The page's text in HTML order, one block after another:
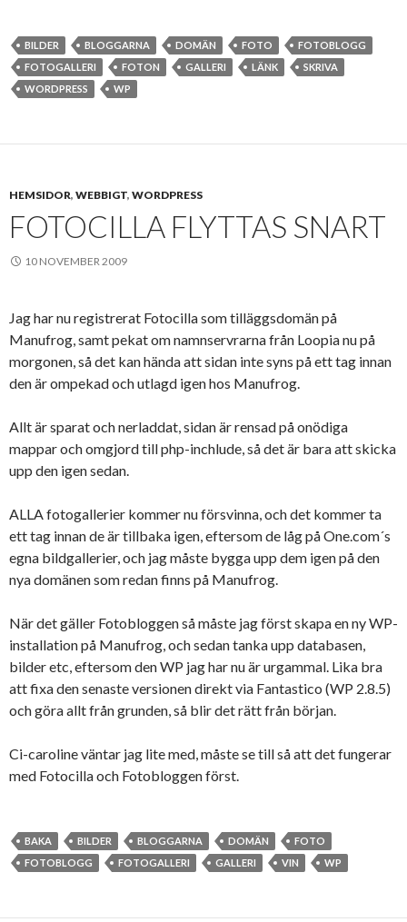
BILDER BLOGGARNA DOMÄN FOTO
FOTOBLOGG
FOTOGALLERI
FOTON GALLERI LÄNK
SKRIVA
WORDPRESS
WP
HEMSIDOR, WEBBIGT, WORDPRESS
FOTOCILLA FLYTTAS SNART
10 NOVEMBER 2009
Jag har nu registrerat Fotocilla som tilläggsdomän på
Manufrog, samt pekat om namnservrarna från Loopia nu på
morgonen, så det kan hända att sidan inte syns på ett tag innan
den är ompekad och utlagd igen hos Manufrog.
Allt är sparat och nerladdat, sidan är rensad på onödiga
mappar och omgjord till php-inchlude, så det är bara att skicka
upp den igen sedan.
ALLA fotogallerier kommer nu försvinna, och det kommer ta
ett tag innan de är tillbaka igen, eftersom de låg på One.com´s
egna bildgallerier, och jag måste bygga upp dem igen på den
nya domänen som redan finns på Manufrog.
När det gäller Fotobloggen så måste jag först skapa en ny WP-
installation på Manufrog, och sedan tanka upp databasen,
bilder etc, eftersom den WP jag har nu är urgammal. Lika bra
att fixa den senaste versionen direkt via Fantastico (WP 2.8.5)
och göra allt från grunden, så blir det rätt från början.
Ci-caroline väntar jag lite med, måste se till så att det fungerar
med Fotocilla och Fotobloggen först.
BAKA BILDER BLOGGARNA DOMÄN
FOTO
FOTOBLOGG
FOTOGALLERI GALLERI VIN WP